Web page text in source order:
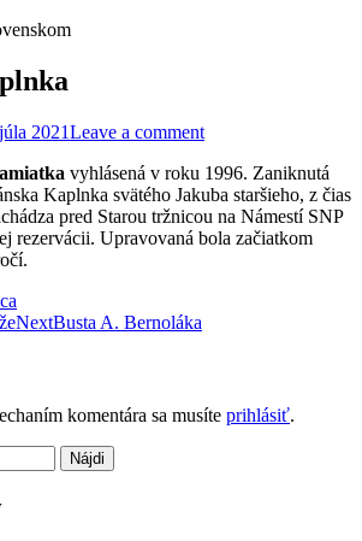
2021Leave a comment
vyhlásená v roku 1996. Zaniknutá
Kaplnka svätého Jakuba staršieho, z čias
pred Starou tržnicou na Námestí SNP
rezervácii. Upravovaná bola začiatkom
NextBusta A. Bernoláka
komentára sa musíte prihlásiť.